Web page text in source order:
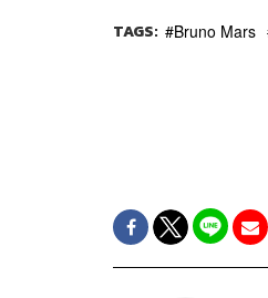
TAGS: Bruno Mars